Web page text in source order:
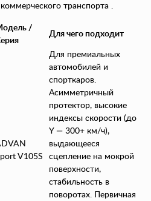
транспорта .
/
Для чего подходит
V105S
Для премиальных
автомобилей и
спорткаров.
Асимметричный
протектор, высокие
индексы скорости (до
Y — 300+ км/ч),
выдающееся
сцепление на мокрой
поверхности,
стабильность в
поворотах. Первичная